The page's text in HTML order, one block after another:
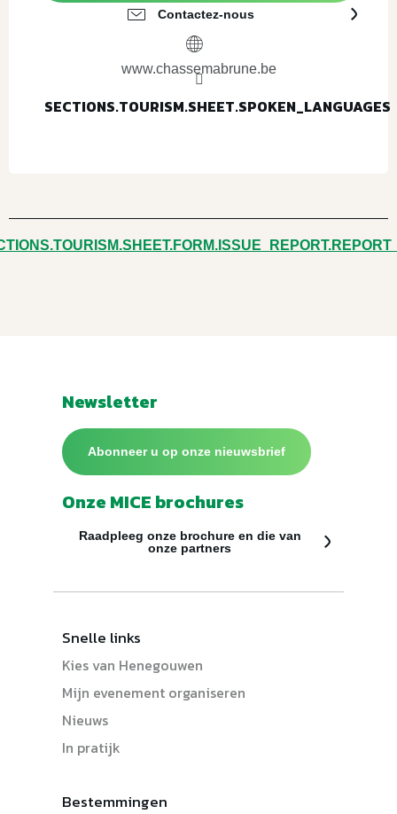
Contactez-nous
www.chassemabrune.be
SECTIONS.TOURISM.SHEET.SPOKEN_LANGUAGES
SECTIONS.TOURISM.SHEET.SPOKEN_LANGUAGES
Newsletter
Abonneer u op onze nieuwsbrief
Onze MICE brochures
Raadpleeg onze brochure en die van
onze partners
Snelle links
Kies van Henegouwen
Mijn evenement organiseren
Nieuws
In pratijk
Bestemmingen